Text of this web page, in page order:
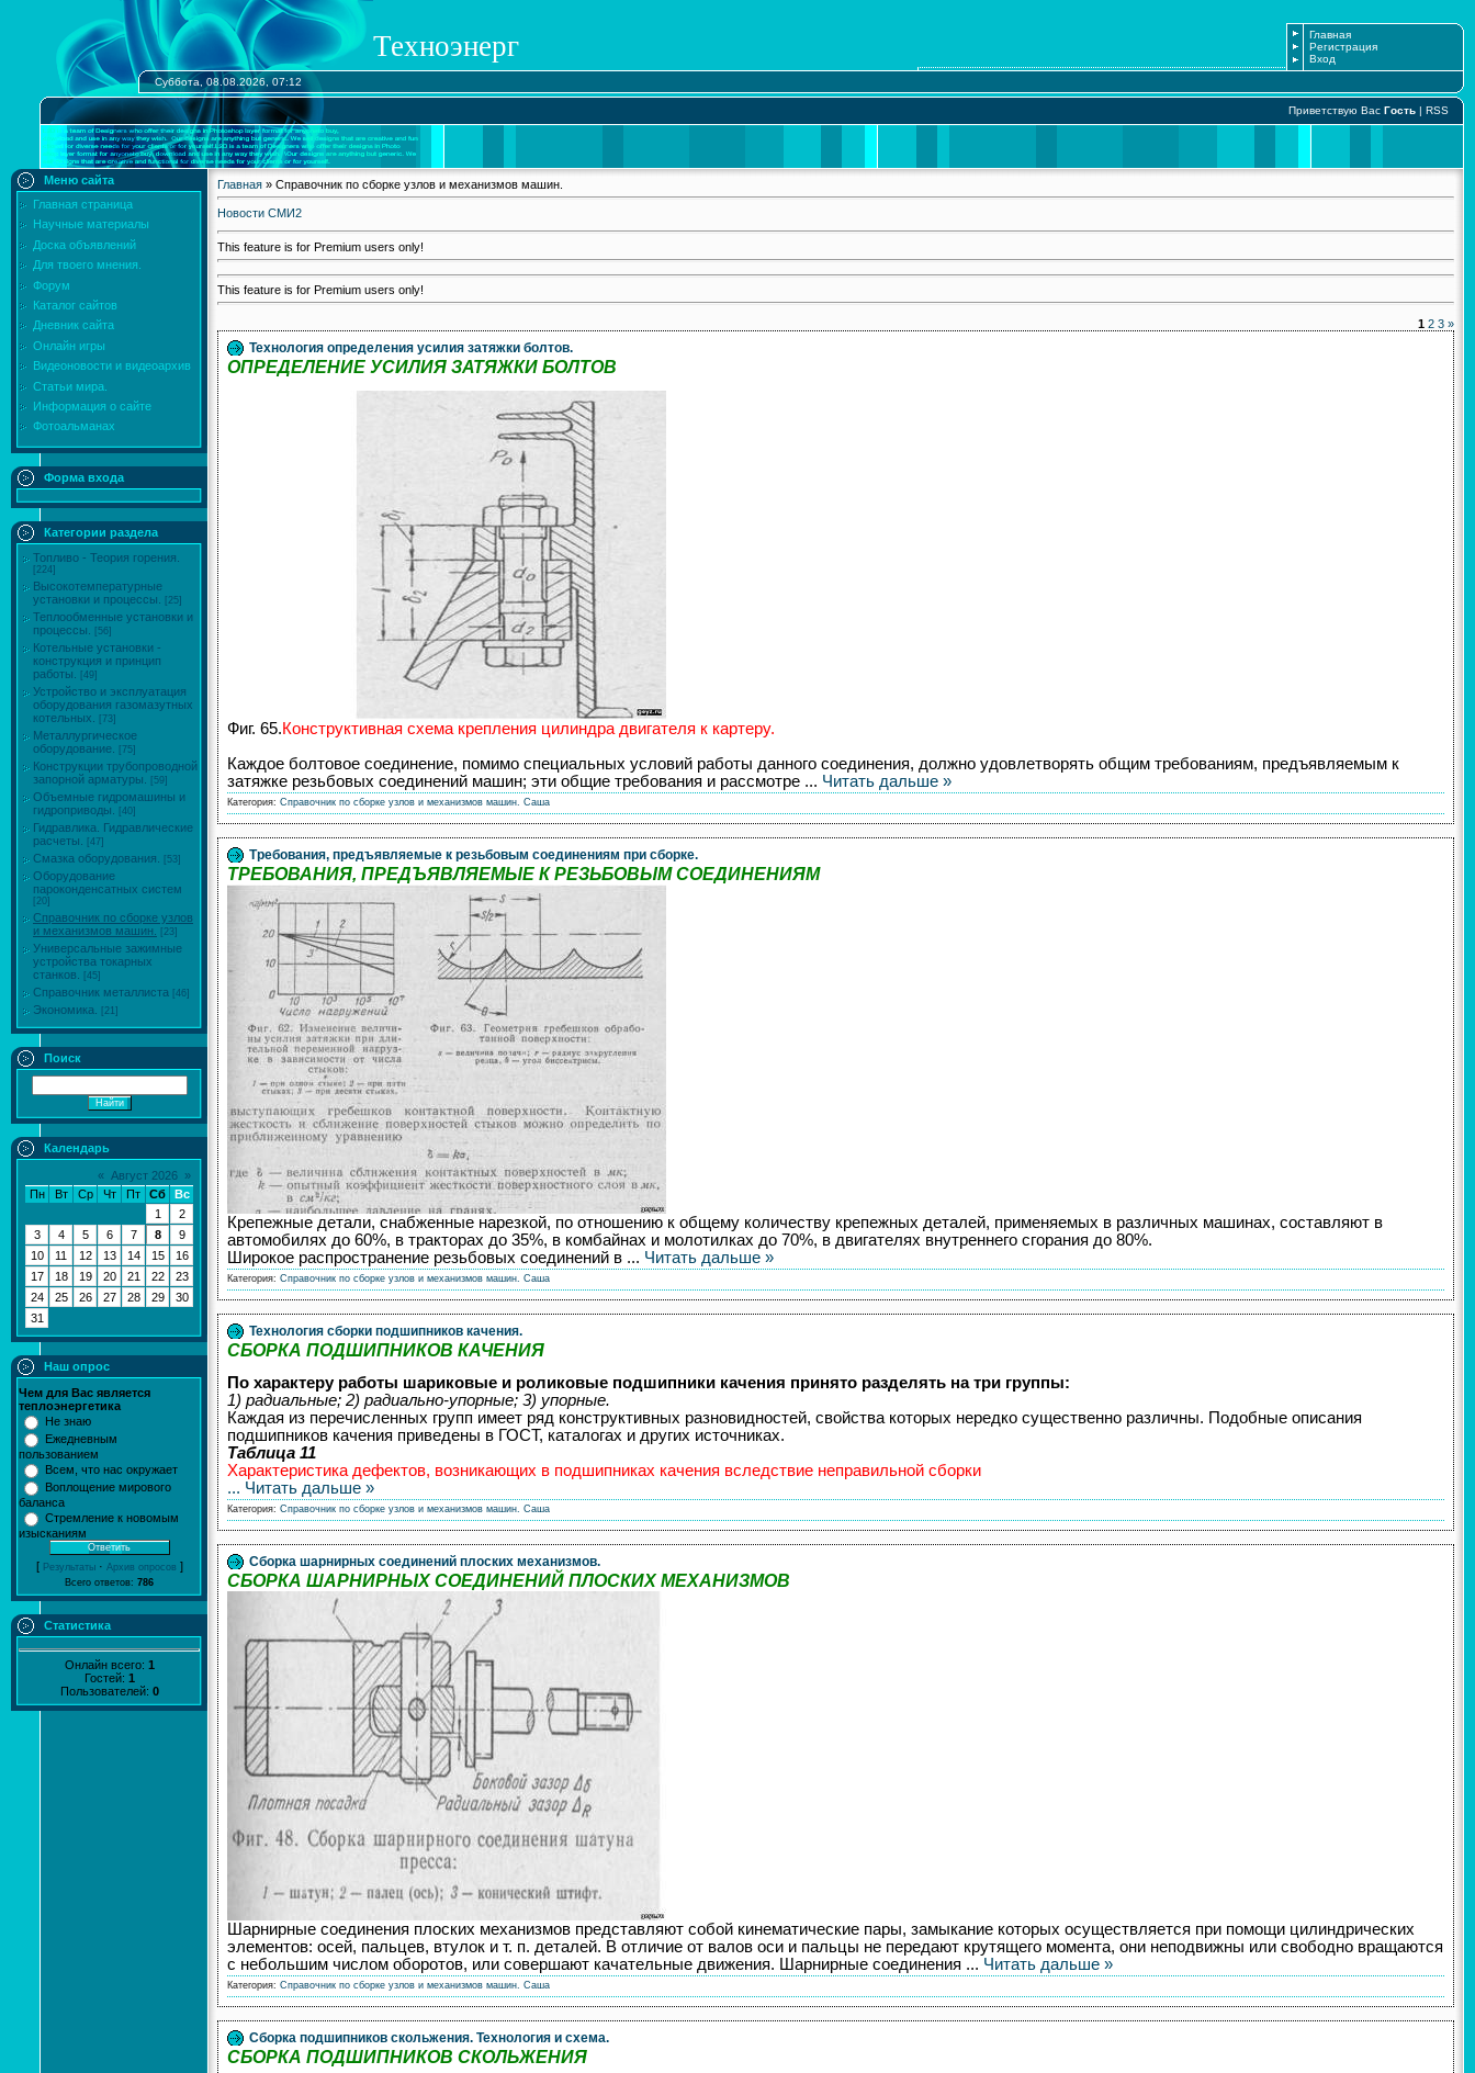
Техноэнерг
Главная
Регистрация
Вход
Суббота, 08.08.2026, 07:12
Приветствую Вас Гость | RSS
Меню сайта
Главная страница
Научные материалы
Доска объявлений
Для твоего мнения.
Форум
Каталог сайтов
Дневник сайта
Онлайн игры
Видеоновости и видеоархив
Статьи мира.
Информация о сайте
Фотоальманах
Форма входа
Категории раздела
Топливо - Теория горения.
[224]
Высокотемпературные
установки и процессы.
[25]
Теплообменные установки и
процессы.
[56]
Котельные установки -
конструкция и принцип
работы.
[49]
Устройство и эксплуатация
оборудования газомазутных
котельных.
[73]
Металлургическое
оборудование.
[75]
Конструкции трубопроводной
запорной арматуры.
[59]
Объемные гидромашины и
гидроприводы.
[40]
Гидравлика. Гидравлические
расчеты.
[47]
Смазка оборудования. [53]
Оборудование
пароконденсатных систем
[20]
Справочник по сборке узлов
и механизмов машин.
[23]
Универсальные зажимные
устройства токарных
станков.
[45]
Справочник металлиста [46]
Экономика. [21]
Поиск
Календарь
« Август 2026 »
Пн
Вт Ср Чт Пт Сб
Вс
1
2
3
4 5 6 7 8
9
10
11 12 13 14 15
16
17
18 19 20 21 22
23
24
25 26 27 28 29
30
31
Наш опрос
Чем для Вас является
теплоэнергетика
Не знаю
Ежедневным
пользованием
Всем, что нас окружает
Воплощение мирового
баланса
Стремление к новомым
изысканиям
[ Результаты· Архив опросов ]
Всего ответов: 786
Статистика
Онлайн всего: 1
Гостей: 1
Пользователей: 0
Главная » Справочник по сборке узлов и механизмов машин.
Новости СМИ2
This feature is for Premium users only!
This feature is for Premium users only!
1 2 3 »
Технология определения усилия затяжки болтов.
ОПРЕДЕЛЕНИЕ УСИЛИЯ ЗАТЯЖКИ БОЛТОВ
Фиг. 65.Конструктивная схема крепления цилиндра двигателя к картеру.
Каждое болтовое соединение, помимо специальных условий работы данного соединения, должно удовлетворять общим требованиям, предъявляемым к
затяжке резьбовых соединений машин; эти общие требования и рассмотре ... Читать дальше »
Категория: Справочник по сборке узлов и механизмов машин. Саша
Требования, предъявляемые к резьбовым соединениям при сборке.
ТРЕБОВАНИЯ, ПРЕДЪЯВЛЯЕМЫЕ К РЕЗЬБОВЫМ СОЕДИНЕНИЯМ
Крепежные детали, снабженные нарезкой, по отношению к общему количеству крепежных деталей, применяемых в различных машинах, составляют в
автомобилях до 60%, в тракторах до 35%, в комбайнах и молотилках до 70%, в двигателях внутреннего сгорания до 80%.
Широкое распространение резьбовых соединений в ... Читать дальше »
Категория: Справочник по сборке узлов и механизмов машин. Саша
Технология сборки подшипников качения.
СБОРКА ПОДШИПНИКОВ КАЧЕНИЯ
По характеру работы шариковые и роликовые подшипники качения принято разделять на три группы:
1) радиальные; 2) радиально-упорные; 3) упорные.
Каждая из перечисленных групп имеет ряд конструктивных разновидностей, свойства которых нередко существенно различны. Подобные описания
подшипников качения приведены в ГОСТ, каталогах и других источниках.
Таблица 11
Характеристика дефектов, возникающих в подшипниках качения вследствие неправильной сборки
... Читать дальше »
Категория: Справочник по сборке узлов и механизмов машин. Саша
Сборка шарнирных соединений плоских механизмов.
СБОРКА ШАРНИРНЫХ СОЕДИНЕНИЙ ПЛОСКИХ МЕХАНИЗМОВ
Шарнирные соединения плоских механизмов представляют собой кинематические пары, замыкание которых осуществляется при помощи цилиндрических
элементов: осей, пальцев, втулок и т. п. деталей. В отличие от валов оси и пальцы не передают крутящего момента, они неподвижны или свободно вращаются
с небольшим числом оборотов, или совершают качательные движения. Шарнирные соединения ... Читать дальше »
Категория: Справочник по сборке узлов и механизмов машин. Саша
Сборка подшипников скольжения. Технология и схема.
СБОРКА ПОДШИПНИКОВ СКОЛЬЖЕНИЯ